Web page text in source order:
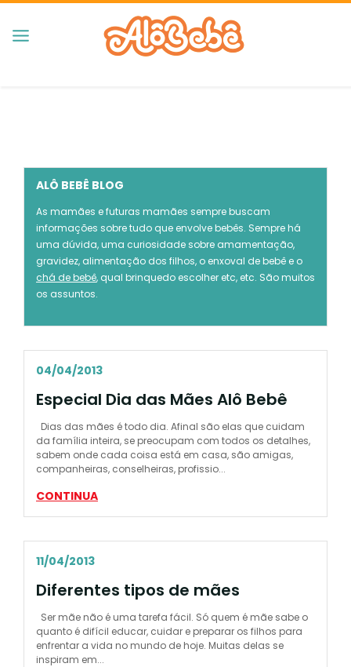
ALÔ BEBÊ BLOG
As mamães e futuras mamães sempre buscam
informações sobre tudo que envolve bebês. Sempre há
uma dúvida, uma curiosidade sobre amamentação,
gravidez, alimentação dos filhos, o enxoval de bebê e o
chá de bebê, qual brinquedo escolher etc, etc. São muitos
os assuntos.
04/04/2013
Especial Dia das Mães Alô Bebê
Dias das mães é todo dia. Afinal são elas que cuidam
da família inteira, se preocupam com todos os detalhes,
sabem onde cada coisa está em casa, são amigas,
companheiras, conselheiras, profissio...
CONTINUA
11/04/2013
Diferentes tipos de mães
Ser mãe não é uma tarefa fácil. Só quem é mãe sabe o
quanto é difícil educar, cuidar e preparar os filhos para
enfrentar a vida no mundo de hoje. Muitas delas se
inspiram em...